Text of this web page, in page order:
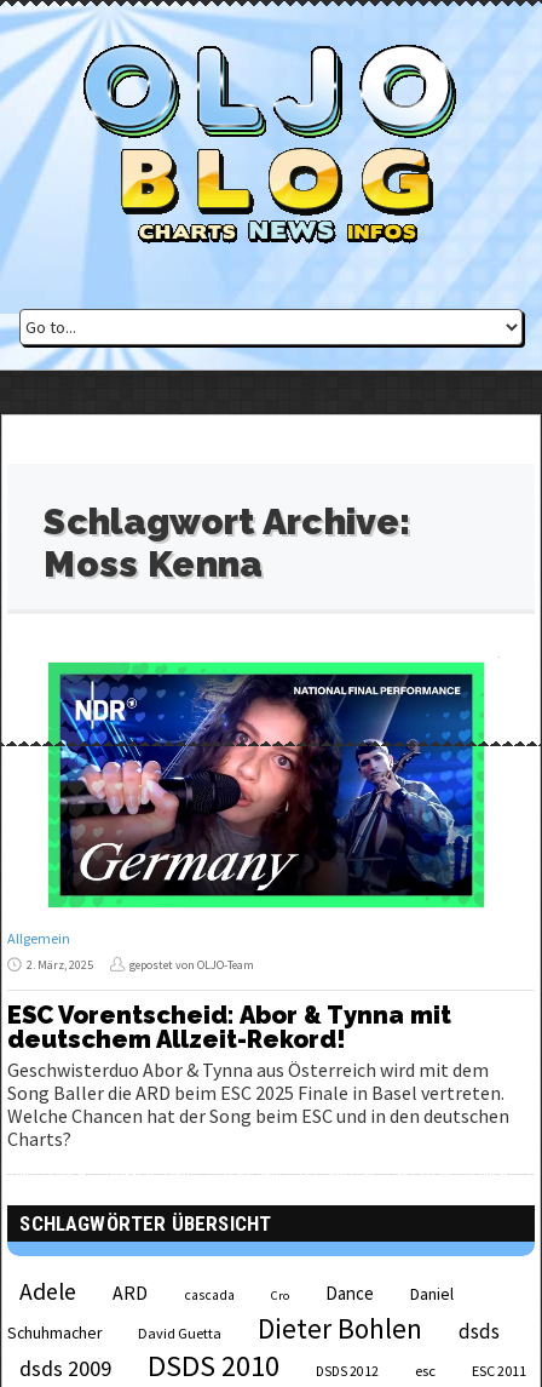
Schlagwort Archive:
Moss Kenna
Allgemein
2. März, 2025 gepostet von OLJO-Team
ESC Vorentscheid: Abor & Tynna mit
deutschem Allzeit-Rekord!
Geschwisterduo Abor & Tynna aus Österreich wird mit dem
Song Baller die ARD beim ESC 2025 Finale in Basel vertreten.
Welche Chancen hat der Song beim ESC und in den deutschen
Charts?
SCHLAGWÖRTER ÜBERSICHT
Adele ARD cascada Cro Dance
Daniel
Schuhmacher
David Guetta Dieter Bohlen dsds
dsds 2009 DSDS 2010 DSDS 2012 esc ESC 2011